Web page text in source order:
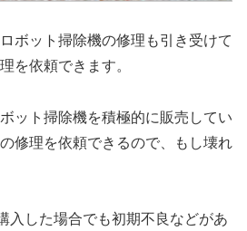
ボット掃除機の修理も引き受けて
を依頼できます。
ット掃除機を積極的に販売してい
修理を依頼できるので、もし壊れ
入した場合でも初期不良などがあ